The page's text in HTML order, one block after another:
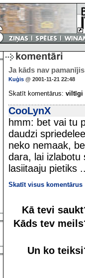
Ja kāds nav
Kuģis @ 2001-11-21 22:48
Skatīt komentārus: viltīgi
CooLynX
hmm: bet vai tu
daudzi
neko nemaak,
dara, lai izlabotu
lasiitaaju pietiks
Skatīt visus komentārus
Kā tevi
Kāds tev
Un ko